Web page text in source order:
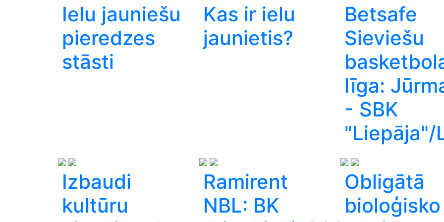
Ielu jauniešu
pieredzes
stāsti
Kas ir ielu
jaunietis?
Betsafe
Sieviešu
līga:
- SBK
"Liepāja"/
Izbaudi
kultūru
Ramirent
NBL: BK
Obligātā
bioloģisko